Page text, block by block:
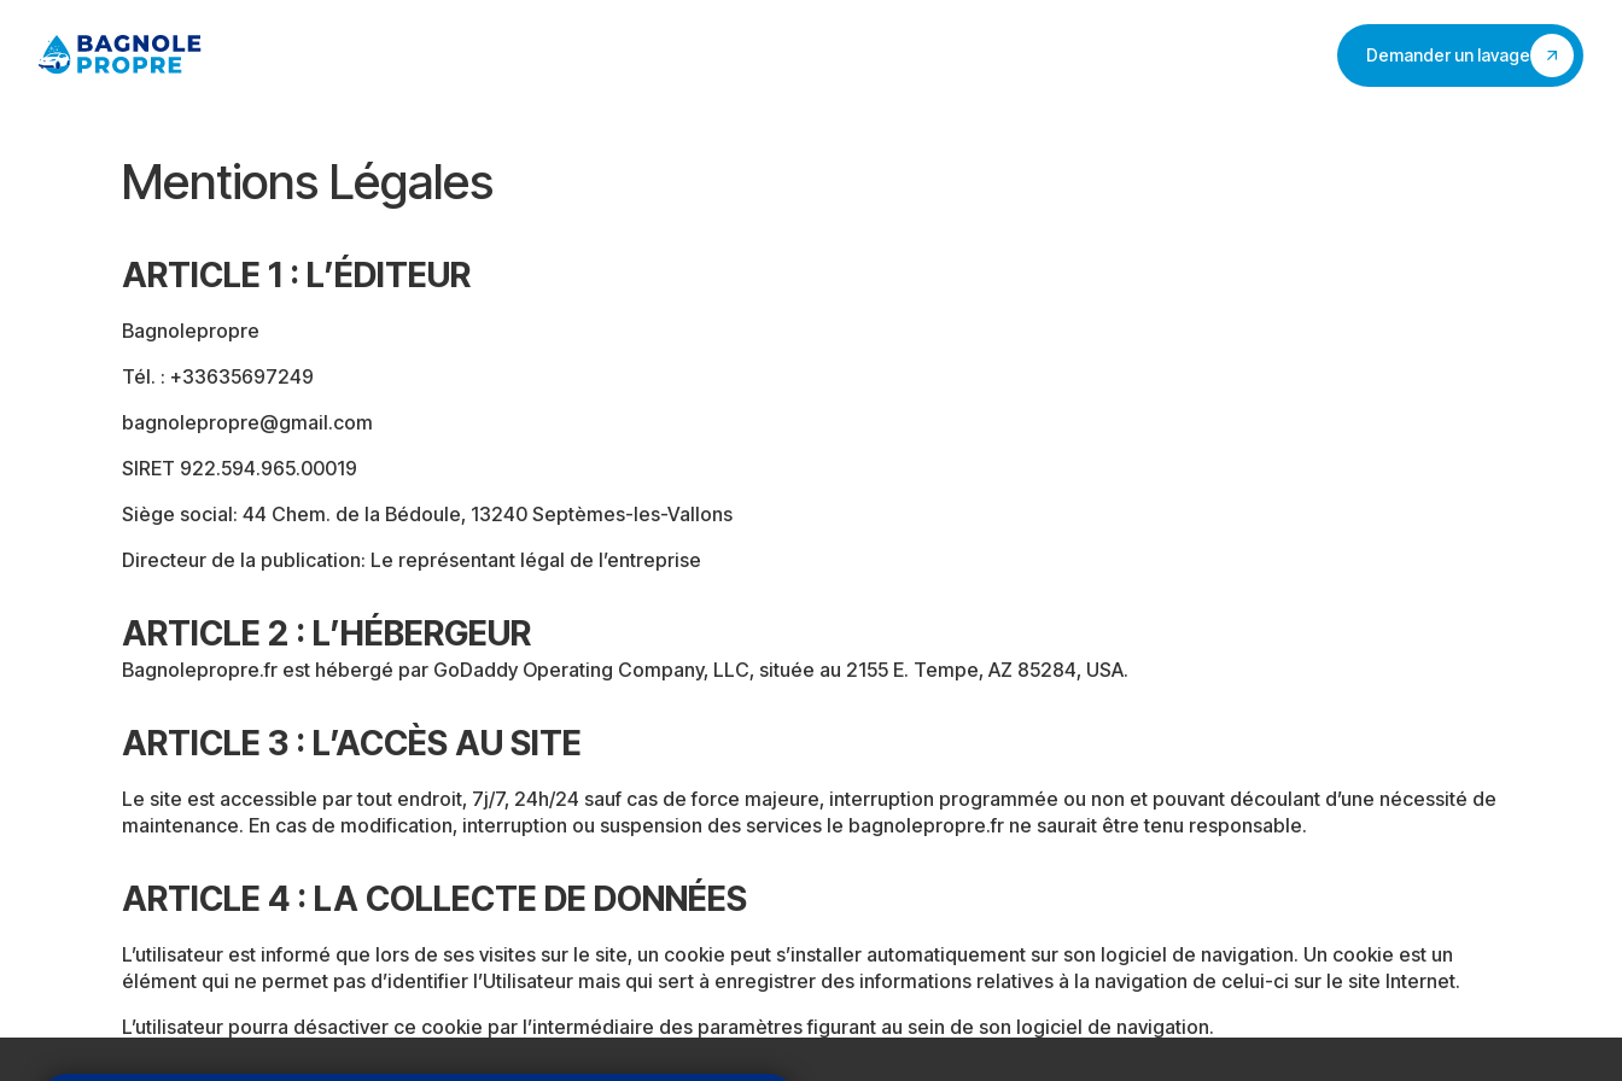
Demander un lavage
Mentions Légales
ARTICLE 1 : L’ÉDITEUR
Bagnolepropre
Tél. : +33635697249
bagnolepropre@gmail.com
SIRET 922.594.965.00019
Siège social: 44 Chem. de la Bédoule, 13240 Septèmes-les-Vallons
Directeur de la publication: Le représentant légal de l’entreprise
ARTICLE 2 : L’HÉBERGEUR
Bagnolepropre.fr est hébergé par GoDaddy Operating Company, LLC, située au 2155 E. Tempe, AZ 85284, USA.
ARTICLE 3 : L’ACCÈS AU SITE
Le site est accessible par tout endroit, 7j/7, 24h/24 sauf cas de force majeure, interruption programmée ou non et pouvant découlant d’une nécessité de
maintenance. En cas de modification, interruption ou suspension des services le bagnolepropre.fr ne saurait être tenu responsable.
ARTICLE 4 : LA COLLECTE DE DONNÉES
L’utilisateur est informé que lors de ses visites sur le site, un cookie peut s’installer automatiquement sur son logiciel de navigation. Un cookie est un
élément qui ne permet pas d’identifier l’Utilisateur mais qui sert à enregistrer des informations relatives à la navigation de celui-ci sur le site Internet.
L’utilisateur pourra désactiver ce cookie par l’intermédiaire des paramètres figurant au sein de son logiciel de navigation.